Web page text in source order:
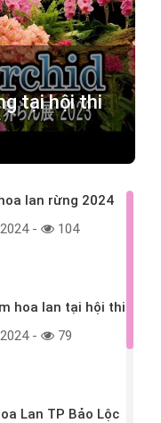
tại hội thi
lan rừng 2024
-
104
hoa lan tại hội thi
-
79
Lan TP Bảo Lộc